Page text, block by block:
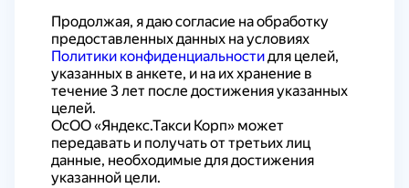
Продолжая, я даю согласие на обработку
Политики конфиденциальности для целей,
указанных в анкете, и на их хранение в
течение 3 лет после достижения указанных
целей.
ОсОО «Яндекс.Такси Корп» может
передавать и получать от третьих лиц
данные, необходимые для достижения
указанной цели.